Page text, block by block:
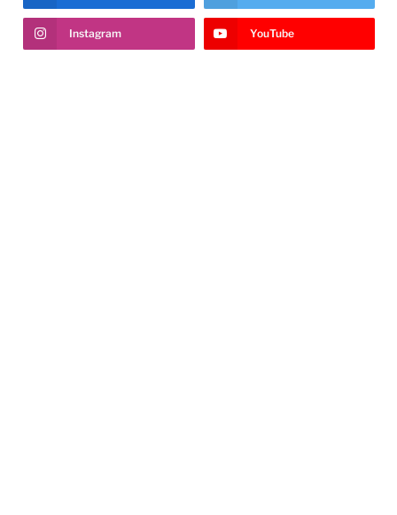
Instagram YouTube